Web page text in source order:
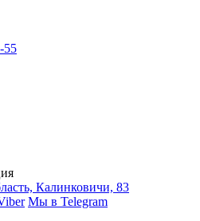
55
Калинковичи, 83
Мы в Telegram